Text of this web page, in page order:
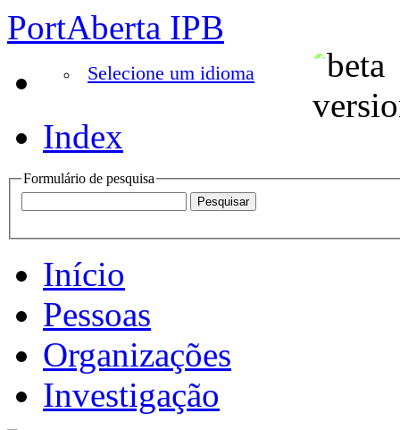
PortAberta IPB
Selecione um idioma
Index
Formulário de pesquisa
Início
Pessoas
Organizações
Investigação